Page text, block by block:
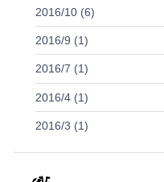
2016/10 (6)
2016/9 (1)
2016/7 (1)
2016/4 (1)
2016/3 (1)